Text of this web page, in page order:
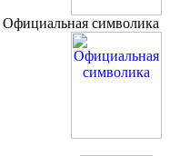
Официальная символика